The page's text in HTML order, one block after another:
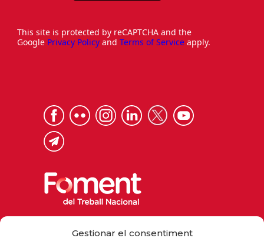
Gestionar el consentiment
This site is protected by reCAPTCHA and the
Google Privacy Policy and Terms of Service apply.